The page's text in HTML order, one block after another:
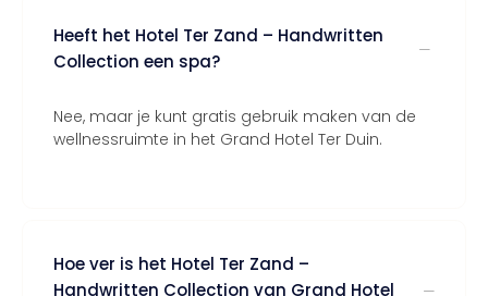
Heeft het Hotel Ter Zand – Handwritten
Collection een spa?
Nee, maar je kunt gratis gebruik maken van de
wellnessruimte in het Grand Hotel Ter Duin.
Hoe ver is het Hotel Ter Zand –
Handwritten Collection van Grand Hotel